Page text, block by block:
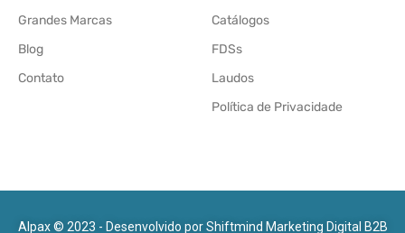
Grandes Marcas
Blog
Contato
Catálogos
FDSs
Laudos
Política de Privacidade
Alpax © 2023 - Desenvolvido porShiftmind Marketing Digital B2B